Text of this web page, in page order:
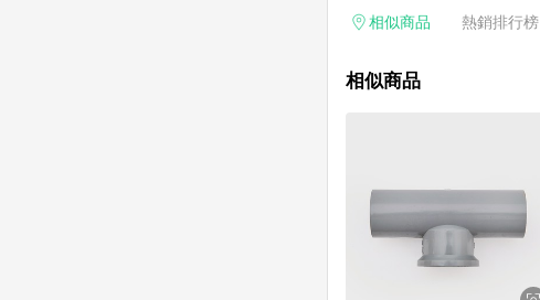
相似商品 熱銷排行榜
相似商品